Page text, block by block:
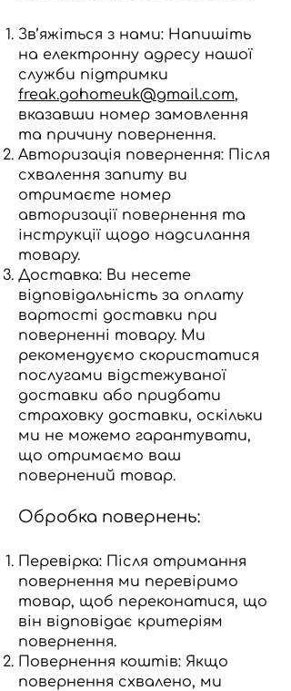
Зв’яжіться з нами: Напишіть
на електронну адресу нашої
служби підтримки
freak.gohomeuk@gmail.com,
вказавши номер замовлення
та причину повернення.
Авторизація повернення: Після
схвалення запиту ви
отримаєте номер
авторизації повернення та
інструкції щодо надсилання
товару.
Доставка: Ви несете
відповідальність за оплату
вартості доставки при
поверненні товару. Ми
рекомендуємо скористатися
послугами відстежуваної
доставки або придбати
страховку доставки, оскільки
ми не можемо гарантувати,
що отримаємо ваш
повернений товар.
Обробка повернень:
Перевірка: Після отримання
повернення ми перевіримо
товар, щоб переконатися, що
він відповідає критеріям
повернення.
Повернення коштів: Якщо
повернення схвалено, ми